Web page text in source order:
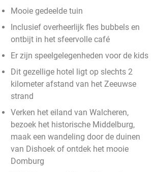
Mooie gedeelde tuin
Inclusief overheerlijk fles bubbels en
ontbijt in het sfeervolle café
Er zijn speelgelegenheden voor de kids
Dit gezellige hotel ligt op slechts 2
kilometer afstand van het Zeeuwse
strand
Verken het eiland van Walcheren,
bezoek het historische Middelburg,
maak een wandeling door de duinen
van Dishoek of ontdek het mooie
Domburg